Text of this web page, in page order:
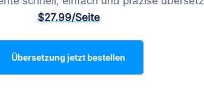
$27.99/Seite
Übersetzung jetzt bestellen